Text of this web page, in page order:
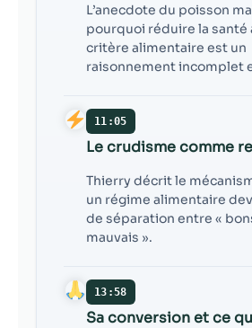
L’anecdote du poisson
pourquoi réduire la santé
critère alimentaire est un
raisonnement incomplet
11:05
Le crudisme comme
Thierry décrit le
un régime alimentaire
de séparation entre «
mauvais ».
13:58
Sa conversion et ce